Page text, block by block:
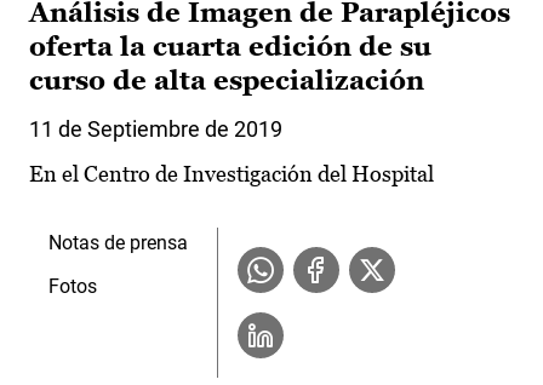
Análisis de Imagen de Parapléjicos
oferta la cuarta edición de su
curso de alta especialización
11 de Septiembre de 2019
En el Centro de Investigación del Hospital
Notas de prensa
Fotos